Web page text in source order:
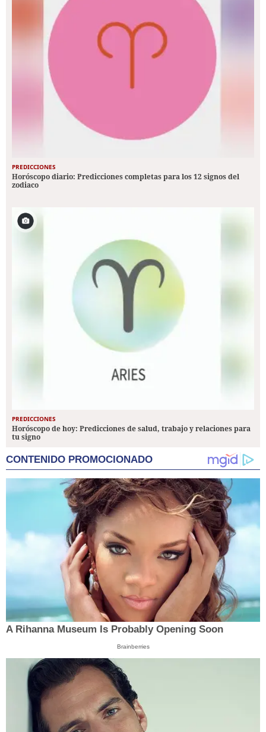
PREDICCIONES
Horóscopo diario: Predicciones completas para los 12 signos del
zodiaco
PREDICCIONES
Horóscopo de hoy: Predicciones de salud, trabajo y relaciones para
tu signo
CONTENIDO PROMOCIONADO
A Rihanna Museum Is Probably Opening Soon
Brainberries